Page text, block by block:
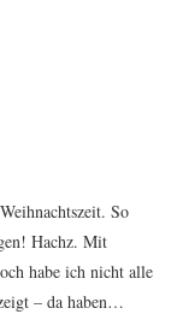
So
Hachz. Mit
habe ich nicht alle
– da haben…